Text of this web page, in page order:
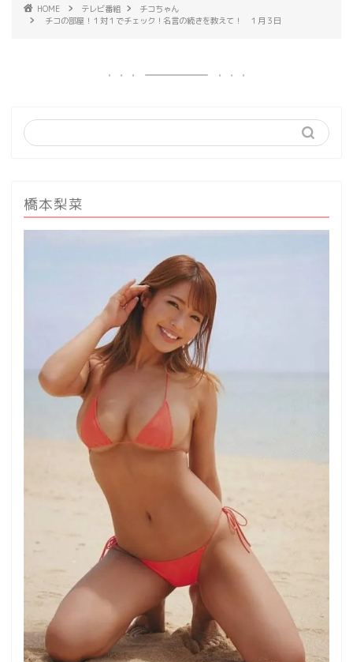
HOME テレビ番組
チコちゃん
チコの部屋！１対１でチェック！名言の続きを教えて！ １月３日
橋本梨菜